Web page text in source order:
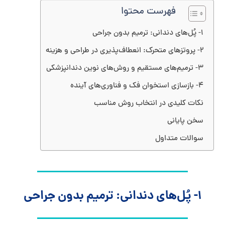
فهرست محتوا
۱- پُل‌های دندانی: ترمیم بدون جراحی
۲- پروتزهای متحرک: انعطاف‌پذیری در طراحی و هزینه
۳- ترمیم‌های مستقیم و روش‌های نوین دندانپزشکی
۴- بازسازی استخوان فک و فناوری‌های آینده
نکات کلیدی در انتخاب روش مناسب
سخن پایانی
سوالات متداول
۱- پُل‌های دندانی: ترمیم بدون جراحی